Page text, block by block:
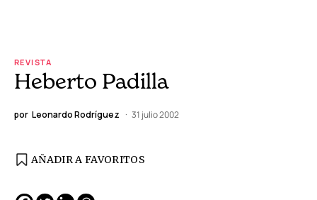
REVISTA
Heberto Padilla
por Leonardo Rodríguez 31 julio 2002
AÑADIR A FAVORITOS